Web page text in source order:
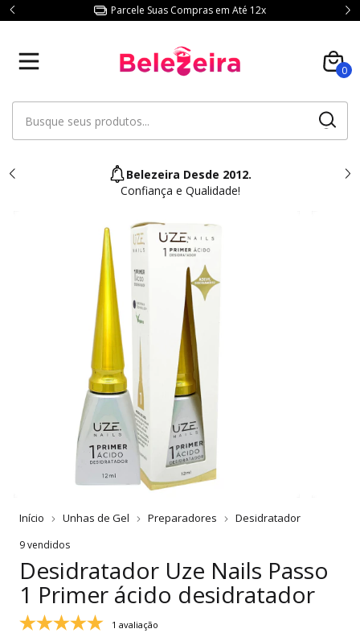
Parcele Suas Compras em Até 12x
0
Belezeira Desde 2012.
Confiança e Qualidade!
Início Unhas de Gel Preparadores Desidratador
9 vendidos
Desidratador Uze Nails Passo
1 Primer ácido desidratador
1 avaliação